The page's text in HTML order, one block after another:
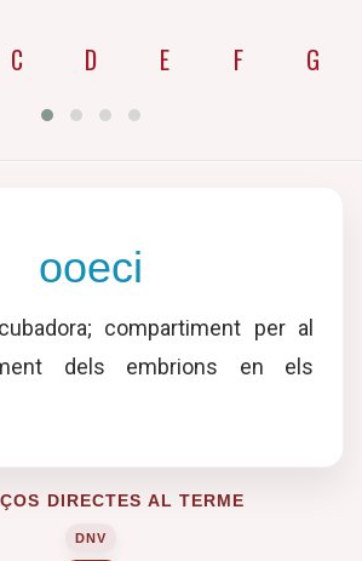
C D E F G
ooeci
compartiment per al
dels embrions en els
DIRECTES AL TERME
DNV